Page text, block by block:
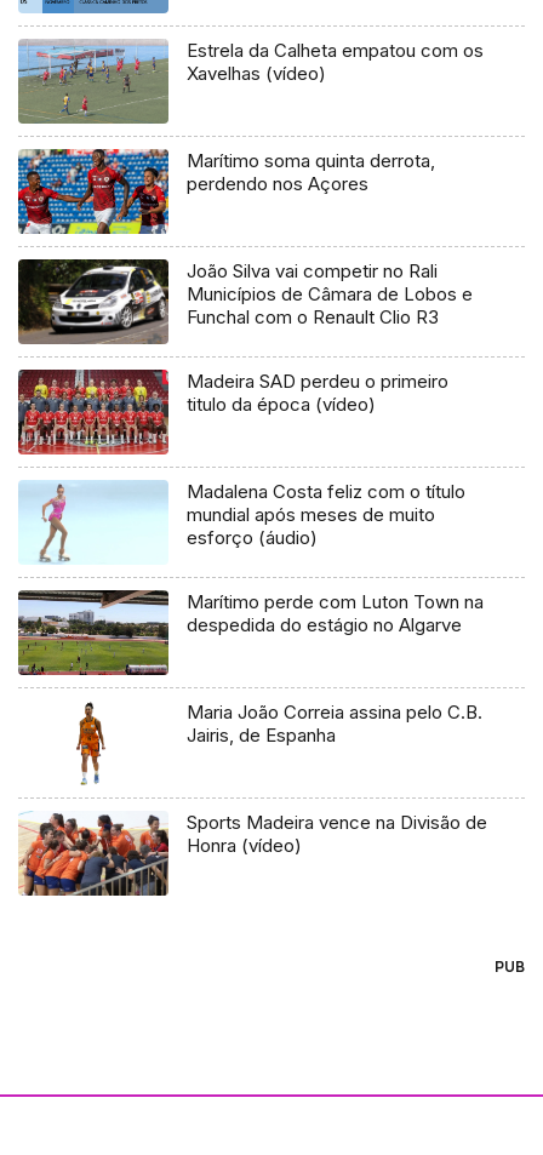
Estrela da Calheta empatou com os
Xavelhas (vídeo)
Marítimo soma quinta derrota,
perdendo nos Açores
João Silva vai competir no Rali
Municípios de Câmara de Lobos e
Funchal com o Renault Clio R3
Madeira SAD perdeu o primeiro
titulo da época (vídeo)
Madalena Costa feliz com o título
mundial após meses de muito
esforço (áudio)
Marítimo perde com Luton Town na
despedida do estágio no Algarve
Maria João Correia assina pelo C.B.
Jairis, de Espanha
Sports Madeira vence na Divisão de
Honra (vídeo)
PUB